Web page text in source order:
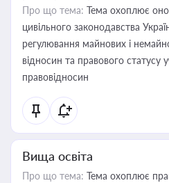
Про що тема: Тема охоплює
цивільного законодавства
регулювання майнових і
відносин та правового статусу
правовідносин
Вища освіта
Про що тема: Тема охоплює